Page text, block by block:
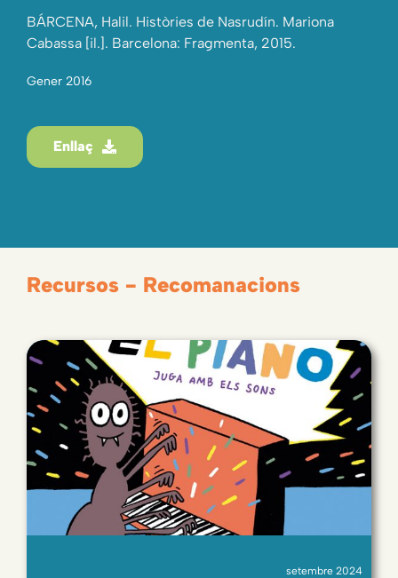
BÁRCENA, Halil. Històries de Nasrudín. Mariona
Cabassa [il.]. Barcelona: Fragmenta, 2015.
Gener 2016
Enllaç
Recursos - Recomanacions
setembre 2024